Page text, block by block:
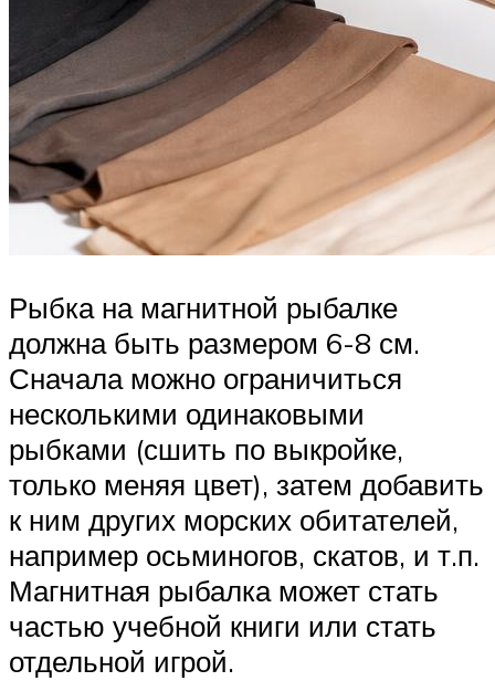
Рыбка на магнитной рыбалке
должна быть размером 6-8 см.
Сначала можно ограничиться
несколькими одинаковыми
рыбками (сшить по выкройке,
только меняя цвет), затем добавить
к ним других морских обитателей,
например осьминогов, скатов, и т.п.
Магнитная рыбалка может стать
частью учебной книги или стать
отдельной игрой.